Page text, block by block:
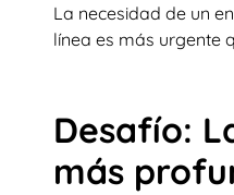
La necesidad de un
línea es más urgente
Desafío:
más